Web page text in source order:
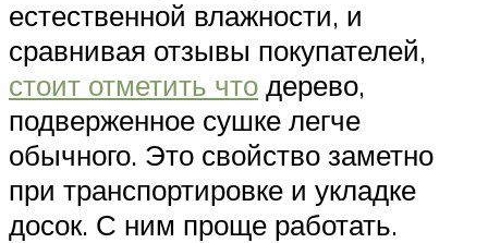
естественной влажности, и
сравнивая отзывы покупателей,
стоит отметить что дерево,
подверженное сушке легче
обычного. Это свойство заметно
при транспортировке и укладке
досок. С ним проще работать.